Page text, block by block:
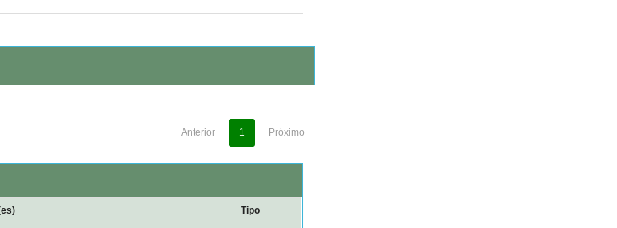
Anterior 1 Próximo
Tipo